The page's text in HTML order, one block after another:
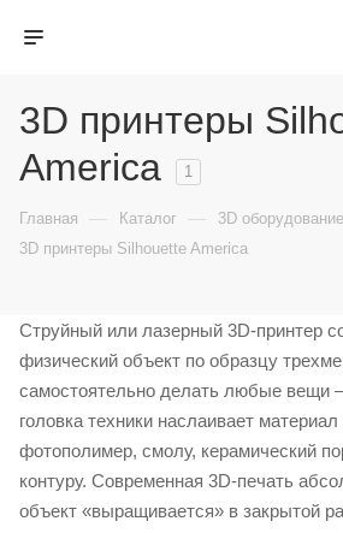
3D принтеры
America
1
Главная — Каталог — 3D оборудование
3D принтеры Silhouette America
Струйный или лазерный 3D-принтер
физический объект по образцу
самостоятельно делать любые вещи
головка техники наслаивает материал
фотополимер, смолу, керамический
контуру. Современная 3D-печать
объект «выращивается» в закрытой